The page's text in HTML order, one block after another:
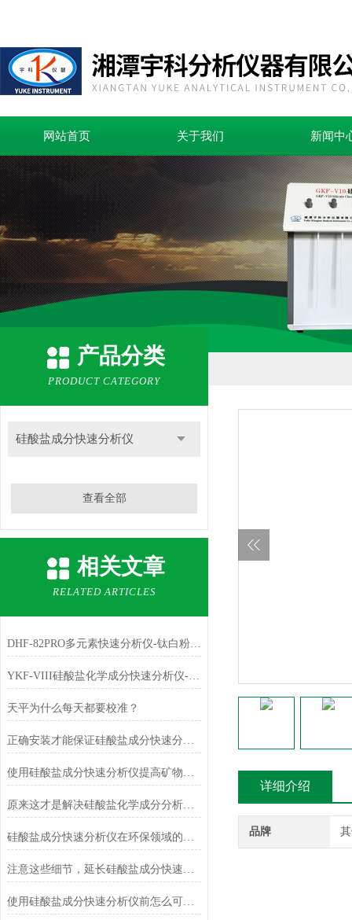
网站首页 关于我们 新闻中
产品分类
PRODUCT CATEGORY
硅酸盐成分快速分析仪
查看全部
相关文章
RELATED ARTICLES
DHF-82PRO多元素快速分析仪-钛白粉、金红石中主成份TiO2的测定
YKF-VIII硅酸盐化学成分快速分析仪-铁红中主成份Fe2O3的测定
天平为什么每天都要校准？
正确安装才能保证硅酸盐成分快速分析仪的正常运行
使用硅酸盐成分快速分析仪提高矿物加工效率
原来这才是解决硅酸盐化学成分分析常见故障的正确方法！
硅酸盐成分快速分析仪在环保领域的应用及前景
注意这些细节，延长硅酸盐成分快速分析仪使用寿命
使用硅酸盐成分快速分析仪前怎么可以不了解这些！
详细介绍
品牌